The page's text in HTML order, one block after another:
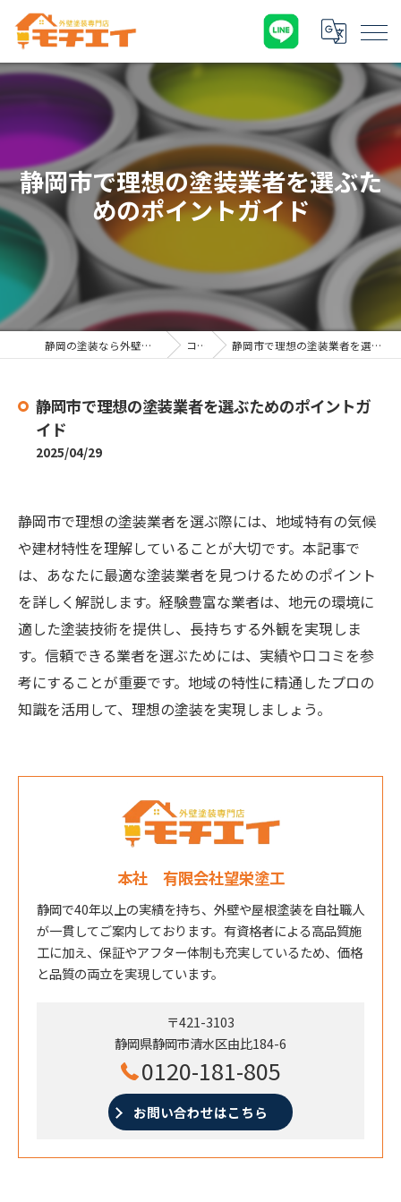
静岡市で理想の塗装業者を選ぶた
めのポイントガイド
静岡の塗装なら外壁塗装専門店 モチエイ コラム 静岡市で理想の塗装業者を選ぶためのポイントガイド
静岡市で理想の塗装業者を選ぶためのポイントガ
イド
2025/04/29
静岡市で理想の塗装業者を選ぶ際には、地域特有の気候
や建材特性を理解していることが大切です。本記事で
は、あなたに最適な塗装業者を見つけるためのポイント
を詳しく解説します。経験豊富な業者は、地元の環境に
適した塗装技術を提供し、長持ちする外観を実現しま
す。信頼できる業者を選ぶためには、実績や口コミを参
考にすることが重要です。地域の特性に精通したプロの
知識を活用して、理想の塗装を実現しましょう。
本社 有限会社望栄塗工
静岡で40年以上の実績を持ち、外壁や屋根塗装を自社職人
が一貫してご案内しております。有資格者による高品質施
工に加え、保証やアフター体制も充実しているため、価格
と品質の両立を実現しています。
〒421-3103
静岡県静岡市清水区由比184-6
0120-181-805
お問い合わせはこちら